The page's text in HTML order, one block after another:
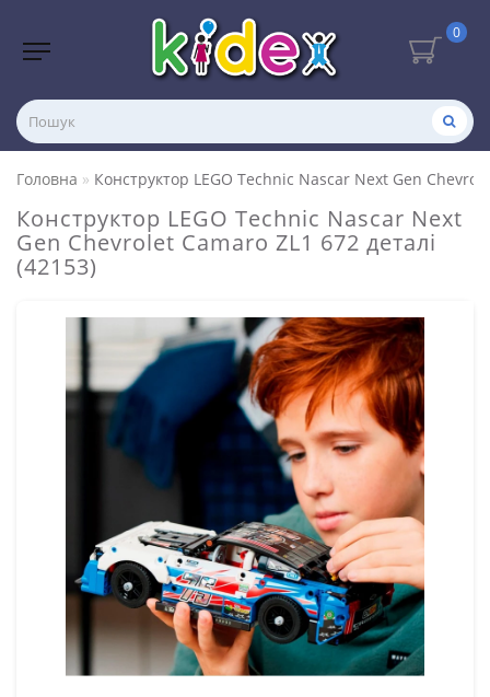
0
Головна Конструктор LEGO Techniс Nascar Next Gen
Конструктор LEGO Techniс Nascar Next
Gen Chevrolet Camaro ZL1 672 деталі
(42153)